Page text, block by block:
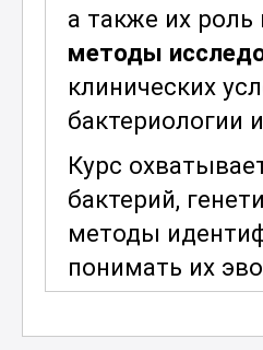
а также их
методы
клинических
бактериологии
Курс
бактерий,
методы
понимать их
вопросам
специалистов